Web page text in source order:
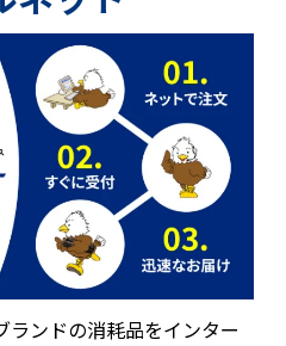
ランドの消耗品をインター